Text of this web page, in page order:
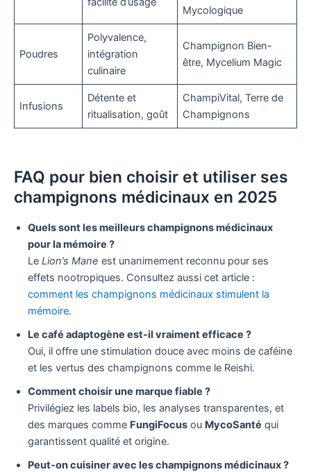
Mycologique
Poudres
Polyvalence,
intégration
culinaire
Champignon Bien-
être, Mycelium Magic
Infusions
Détente et
ritualisation, goût
ChampiVital, Terre de
Champignons
FAQ pour bien choisir et utiliser ses
champignons médicinaux en 2025
Quels sont les meilleurs champignons médicinaux
pour la mémoire ?
Le Lion’s Mane est unanimement reconnu pour ses
effets nootropiques. Consultez aussi cet article :
comment les champignons médicinaux stimulent la
mémoire.
Le café adaptogène est-il vraiment efficace ?
Oui, il offre une stimulation douce avec moins de caféine
et les vertus des champignons comme le Reishi.
Comment choisir une marque fiable ?
Privilégiez les labels bio, les analyses transparentes, et
des marques comme FungiFocus ou MycoSanté qui
garantissent qualité et origine.
Peut-on cuisiner avec les champignons médicinaux ?